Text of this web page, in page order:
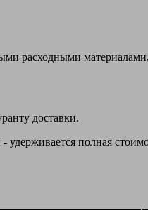
расходными
доставки.
полная